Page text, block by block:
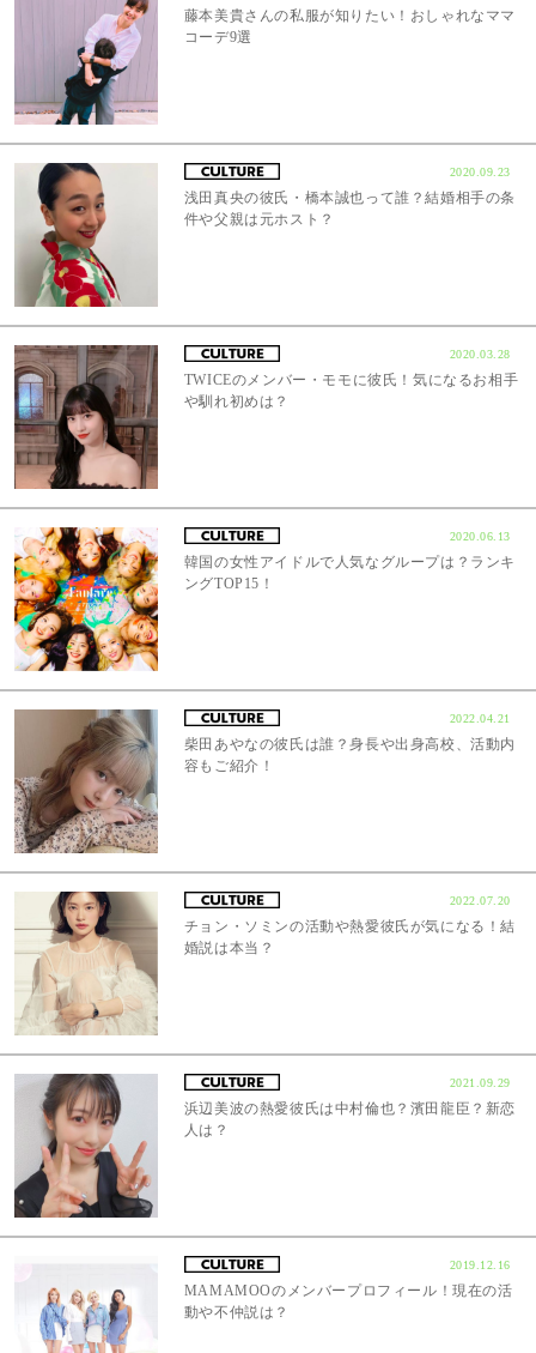
藤本美貴さんの私服が知りたい！おしゃれなママ
コーデ9選
2020.09.23
浅田真央の彼氏・橋本誠也って誰？結婚相手の条
件や父親は元ホスト？
2020.03.28
TWICEのメンバー・モモに彼氏！気になるお相手
や馴れ初めは？
2020.06.13
韓国の女性アイドルで人気なグループは？ランキ
ングTOP15！
2022.04.21
柴田あやなの彼氏は誰？身長や出身高校、活動内
容もご紹介！
2022.07.20
チョン・ソミンの活動や熱愛彼氏が気になる！結
婚説は本当？
2021.09.29
浜辺美波の熱愛彼氏は中村倫也？濱田龍臣？新恋
人は？
2019.12.16
MAMAMOOのメンバープロフィール！現在の活
動や不仲説は？